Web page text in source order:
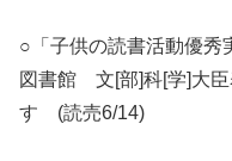
○「子供の読書活動優
図書館 文[部]科[学]大
す (読売6/14)